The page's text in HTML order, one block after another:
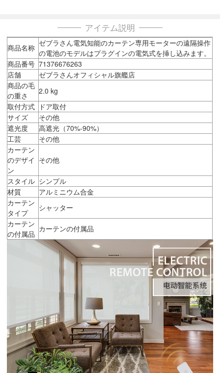
アイテム説明
商品名称 ゼブラさん電気知能のカーテン専用モーターの遠隔操作
の電池のモデルはプラグインの電気式を挿し込みます。
商品番号 71376676263
店舗
ゼブラさんオフィシャル旗艦店
商品の毛
の重さ
2.0 kg
取付方式
ドア取付
サイズ
その他
遮光度
高遮光（70%-90%）
工芸
その他
カーテン
のデザイ
ン
その他
スタイル シンプル
材質
アルミニウム合金
カーテン
タイプ
シャッター
カーテン
の付属品
カーテンの付属品